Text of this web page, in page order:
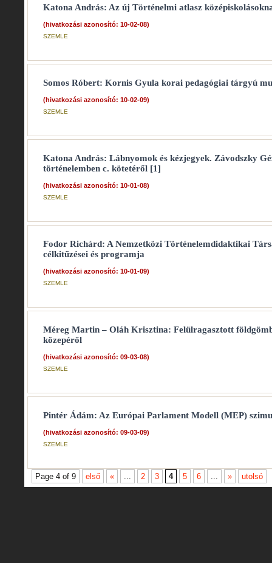
Katona András: Az új Történelmi atlasz
(hivatkozási azonosító: 10-02-08)
SZEMLE
Somos Róbert: Kornis Gyula korai pedagógiai tárgyú
(hivatkozási azonosító: 10-02-09)
SZEMLE
Katona András: Lábnyomok és kézjegyek. Závodszky
történelemben c. kötetéről [1]
(hivatkozási azonosító: 10-01-08)
SZEMLE
Fodor Richárd: A Nemzetközi Történelemdidaktikai
célkitűzései és programja
(hivatkozási azonosító: 10-01-09)
SZEMLE
Méreg Martin – Oláh Krisztina: Felülragasztott
közepéről
(hivatkozási azonosító: 09-03-08)
SZEMLE
Pintér Ádám: Az Európai Parlament Modell (MEP)
(hivatkozási azonosító: 09-03-09)
SZEMLE
Page 4 of 9 első « ... 2 3 4 5 6 ... » utolsó